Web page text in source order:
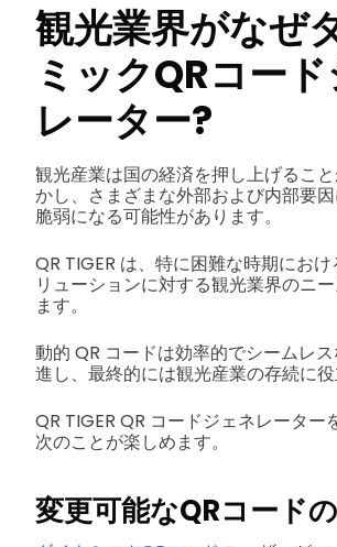
観光業界がなぜ
ミックQRコー
レーター?
観光産業は国の経済を押し上げるこ
かし、さまざまな外部および内部要
脆弱になる可能性があります。
QR TIGER は、特に困難な時期にお
リューションに対する観光業界のニ
ます。
動的 QR コードは効率的でシームレ
進し、最終的には観光産業の存続に役
QR TIGER QR コードジェネレーター
次のことが楽しめます。
変更可能なQRコード